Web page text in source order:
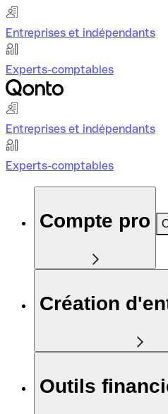
Entreprises et indépendants
Experts-comptables
Entreprises et indépendants
Experts-comptables
Compte pro
Création
Outils